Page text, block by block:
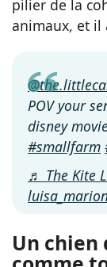
pilier de la
animaux, et il
POV your
disney
#smallfarm
♬ The Kite
Un chien